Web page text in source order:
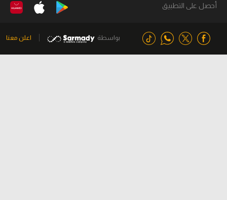
أحصل على التطبيق
بواسطة اعلن معنا